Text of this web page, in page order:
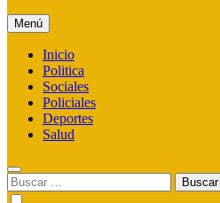
Menú
Inicio
Politica
Sociales
Policiales
Deportes
Salud
Buscar: